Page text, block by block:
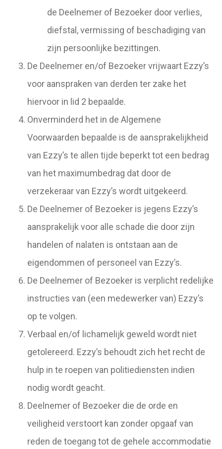
de Deelnemer of Bezoeker door verlies,
diefstal, vermissing of beschadiging van
zijn persoonlijke bezittingen.
De Deelnemer en/of Bezoeker vrijwaart Ezzy’s
voor aanspraken van derden ter zake het
hiervoor in lid 2 bepaalde.
Onverminderd het in de Algemene
Voorwaarden bepaalde is de aansprakelijkheid
van Ezzy’s te allen tijde beperkt tot een bedrag
van het maximumbedrag dat door de
verzekeraar van Ezzy’s wordt uitgekeerd.
De Deelnemer of Bezoeker is jegens Ezzy’s
aansprakelijk voor alle schade die door zijn
handelen of nalaten is ontstaan aan de
eigendommen of personeel van Ezzy’s.
De Deelnemer of Bezoeker is verplicht redelijke
instructies van (een medewerker van) Ezzy’s
op te volgen.
Verbaal en/of lichamelijk geweld wordt niet
getolereerd. Ezzy’s behoudt zich het recht de
hulp in te roepen van politiediensten indien
nodig wordt geacht.
Deelnemer of Bezoeker die de orde en
veiligheid verstoort kan zonder opgaaf van
reden de toegang tot de gehele accommodatie